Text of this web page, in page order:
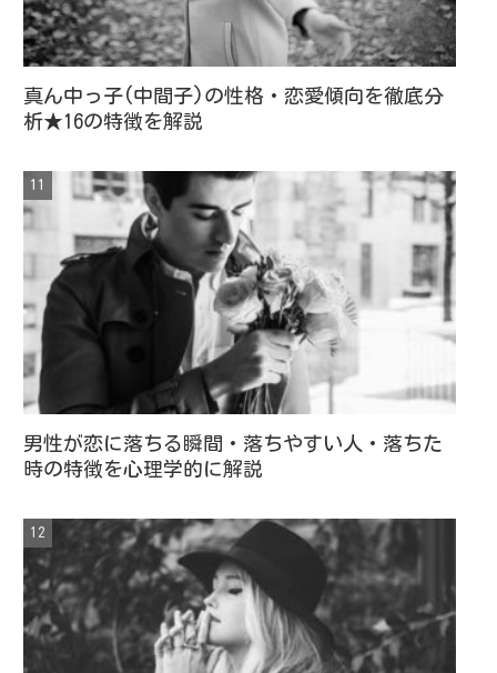
真ん中っ子(中間子)の性格・恋愛傾向を徹底分
析★16の特徴を解説
男性が恋に落ちる瞬間・落ちやすい人・落ちた
時の特徴を心理学的に解説